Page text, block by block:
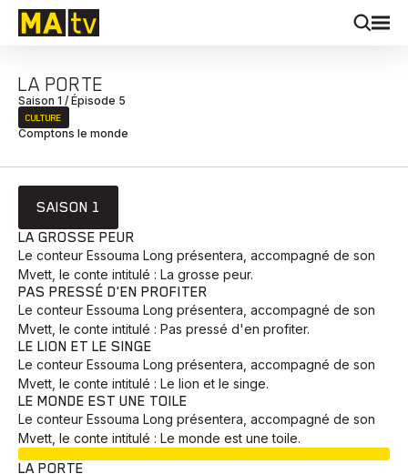
LA PORTE
Saison 1 / Épisode 5
CULTURE
Comptons le monde
SAISON 1
LA GROSSE PEUR
Le conteur Essouma Long présentera, accompagné de son
Mvett, le conte intitulé : La grosse peur.
PAS PRESSÉ D'EN PROFITER
Le conteur Essouma Long présentera, accompagné de son
Mvett, le conte intitulé : Pas pressé d'en profiter.
LE LION ET LE SINGE
Le conteur Essouma Long présentera, accompagné de son
Mvett, le conte intitulé : Le lion et le singe.
LE MONDE EST UNE TOILE
Le conteur Essouma Long présentera, accompagné de son
Mvett, le conte intitulé : Le monde est une toile.
LA PORTE